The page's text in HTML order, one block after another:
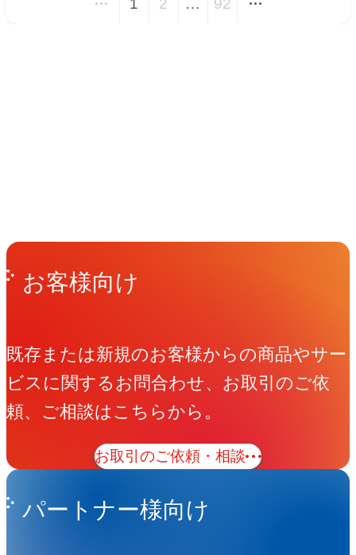
Get in Touchお問い合わせ
お客様向け
既存または新規のお客様からの商品やサー
ビスに関するお問合わせ、お取引のご依
頼、ご相談はこちらから。
お取引のご依頼・相談
パートナー様向け